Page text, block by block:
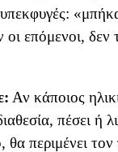
υπεκφυγές:
οι επόμενοι, δεν
Αν κάποιος
πέσει ή
θα περιμένει